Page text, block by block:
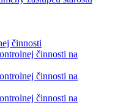
činnosti
činnosti na
činnosti na
činnosti na